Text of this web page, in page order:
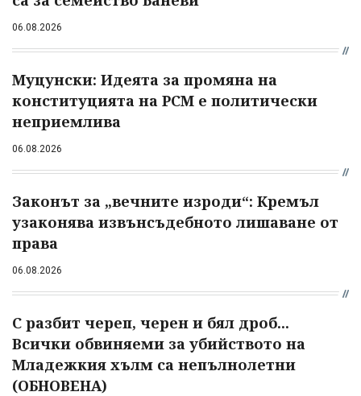
06.08.2026
Муцунски: Идеята за промяна на
конституцията на РСМ е политически
неприемлива
06.08.2026
Законът за „вечните изроди“: Кремъл
узаконява извънсъдебното лишаване от
права
06.08.2026
С разбит череп, черен и бял дроб...
Всички обвиняеми за убийството на
Младежкия хълм са непълнолетни
(ОБНОВЕНА)